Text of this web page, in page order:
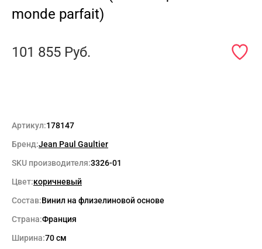
monde parfait)
101 855 Руб.
Артикул:178147
Бренд:Jean Paul Gaultier
SKU производителя:3326-01
Цвет:коричневый
Состав:Винил на флизелиновой основе
Страна:Франция
Ширина:70 см